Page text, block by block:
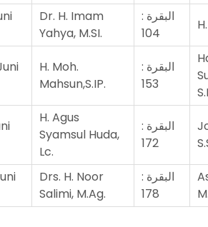
Dr. H. Imam
Yahya, M.SI.
البقرة :
104
H. Moh.
Mahsun,S.IP.
البقرة :
153
H. Agus
Syamsul Huda,
Lc.
البقرة :
172
Drs. H. Noor
Salimi, M.Ag.
البقرة :
178